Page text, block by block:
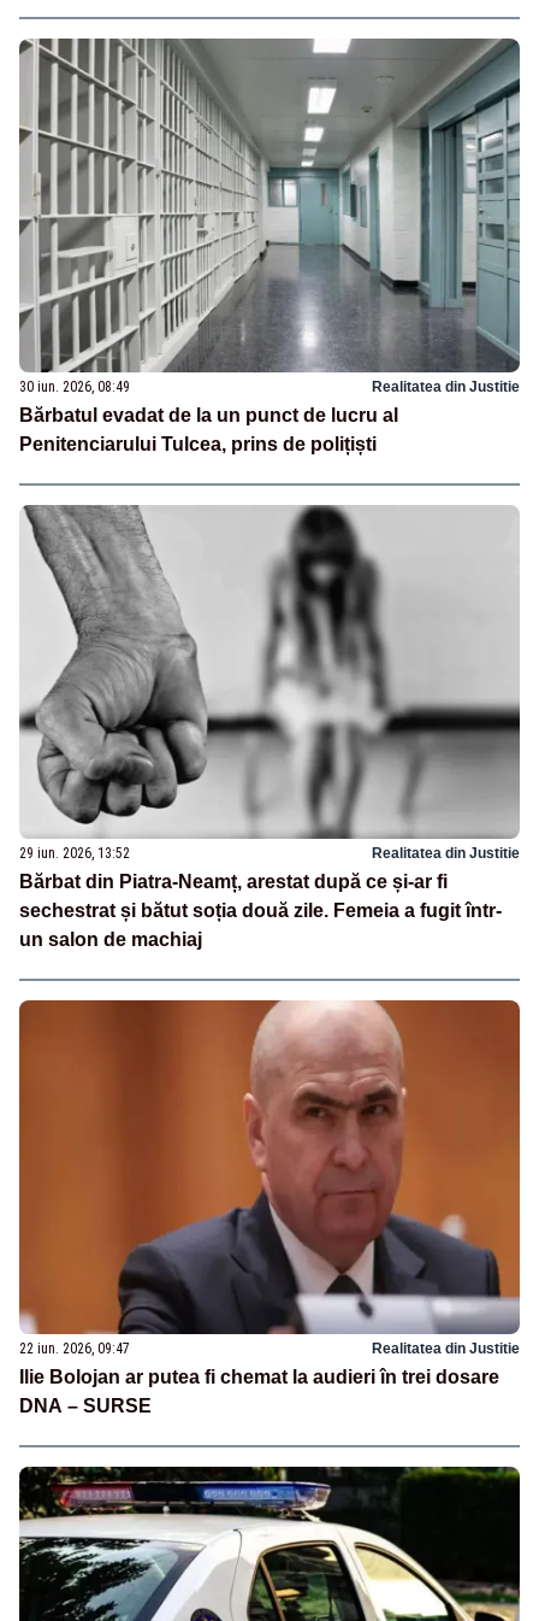
30 iun. 2026, 08:49 Realitatea din Justitie
Bărbatul evadat de la un punct de lucru al
Penitenciarului Tulcea, prins de polițiști
29 iun. 2026, 13:52 Realitatea din Justitie
Bărbat din Piatra-Neamț, arestat după ce și-ar fi
sechestrat și bătut soția două zile. Femeia a fugit într-
un salon de machiaj
22 iun. 2026, 09:47 Realitatea din Justitie
Ilie Bolojan ar putea fi chemat la audieri în trei dosare
DNA – SURSE